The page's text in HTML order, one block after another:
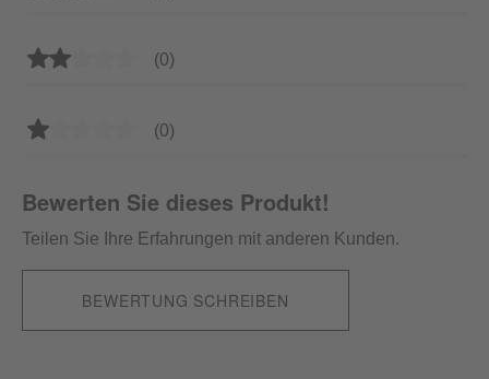
Durchschnittliche Bewertung von 2 von 5 Sternen
(0)
Durchschnittliche Bewertung von 1 von 5 Sternen
(0)
Bewerten Sie dieses Produkt!
Teilen Sie Ihre Erfahrungen mit anderen Kunden.
BEWERTUNG SCHREIBEN